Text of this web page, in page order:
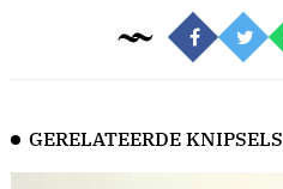
GERELATEERDE KNIPSELS